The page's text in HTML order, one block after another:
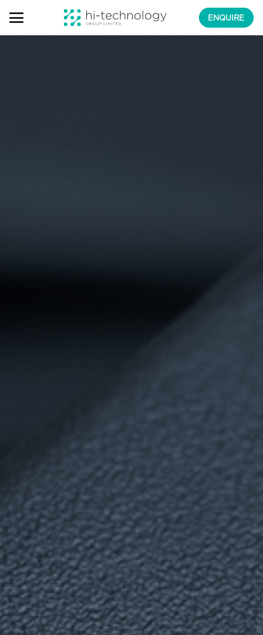
ENQUIRE